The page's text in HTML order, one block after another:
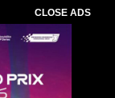
CLOSE ADS